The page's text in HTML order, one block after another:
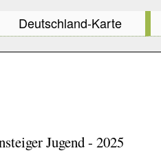
Deutschland-Karte
Jugend - 2025